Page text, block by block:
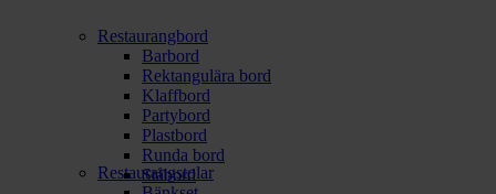
Restaurangbord
Barbord
Rektangulära bord
Klaffbord
Partybord
Plastbord
Runda bord
Ståbord
Restaurangstolar